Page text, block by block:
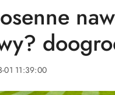
01 11:39:00